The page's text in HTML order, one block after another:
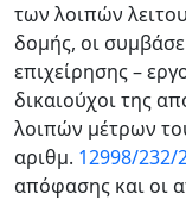
των λοιπών
δομής, οι
επιχείρησης –
δικαιούχοι της
λοιπών μέτρων
αριθμ. 12998/232/
απόφασης και οι